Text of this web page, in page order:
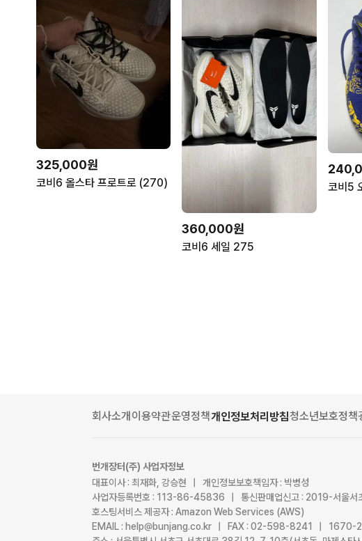
325,000원
코비6 올스타 프로트로 (270)
360,000원
코비6 세일 275
코비5
회사소개이용약관운영정책개인정보처리방침청소년보호정책
번개장터(주) 사업자정보
대표이사 : 최재화, 강승현 | 개인정보보호책임자 : 박병성
사업자등록번호 : 113-86-45836 | 통신판매업신고 : 2019-서울서
호스팅서비스 제공자 : Amazon Web Services (AWS)
EMAIL : help@bunjang.co.kr | FAX : 02-598-8241 | 1670-